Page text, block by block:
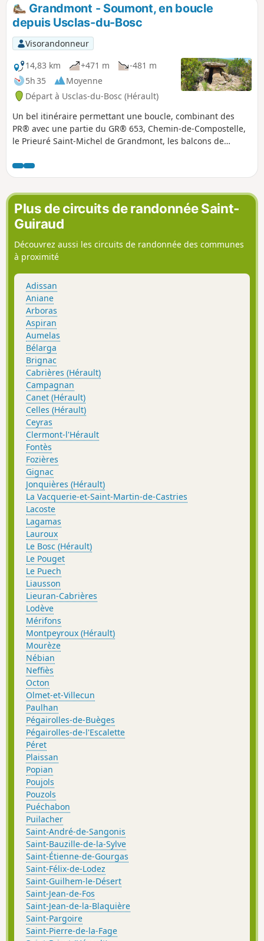
Grandmont - Soumont, en boucle
depuis Usclas-du-Bosc
Visorandonneur
14,83 km
+471 m
-481 m
5h 35
Moyenne
Départ à Usclas-du-Bosc (Hérault)
Un bel itinéraire permettant une boucle, combinant des
PR® avec une partie du GR® 653, Chemin-de-Compostelle,
le Prieuré Saint-Michel de Grandmont, les balcons de
Soumont et Usclas-du-Bosc.
Plus de circuits de randonnée Saint-
Guiraud
Découvrez aussi les circuits de randonnée des communes
à proximité
Adissan
Aniane
Arboras
Aspiran
Aumelas
Bélarga
Brignac
Cabrières (Hérault)
Campagnan
Canet (Hérault)
Celles (Hérault)
Ceyras
Clermont-l'Hérault
Fontès
Fozières
Gignac
Jonquières (Hérault)
La Vacquerie-et-Saint-Martin-de-Castries
Lacoste
Lagamas
Lauroux
Le Bosc (Hérault)
Le Pouget
Le Puech
Liausson
Lieuran-Cabrières
Lodève
Mérifons
Montpeyroux (Hérault)
Mourèze
Nébian
Neffiès
Octon
Olmet-et-Villecun
Paulhan
Pégairolles-de-Buèges
Pégairolles-de-l'Escalette
Péret
Plaissan
Popian
Poujols
Pouzols
Puéchabon
Puilacher
Saint-André-de-Sangonis
Saint-Bauzille-de-la-Sylve
Saint-Étienne-de-Gourgas
Saint-Félix-de-Lodez
Saint-Guilhem-le-Désert
Saint-Jean-de-Fos
Saint-Jean-de-la-Blaquière
Saint-Pargoire
Saint-Pierre-de-la-Fage